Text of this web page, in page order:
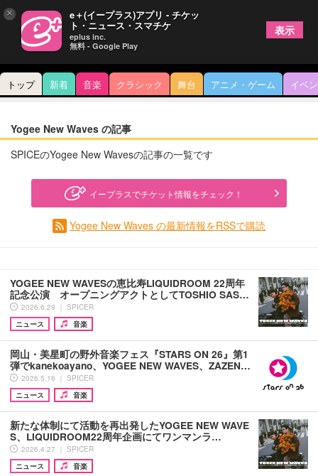
トップ 新着 音楽 クラシック 舞台 アニメ・ゲーム イベ
Yogee New Waves の記事
SPICEのYogee New Wavesの記事の一覧です
イープラスでチケット情報をチェック！
Yogee New Waves の最新情報をRSSで購読
YOGEE NEW WAVESの恵比寿LIQUIDROOM 22周年
記念公演 オープニングアクトとしてTOSHIO SAS…
2026.6.29 ｜ SPICER
ニュース
音楽
岡山・美星町の野外音楽フェス『STARS ON 26』第1
弾でkanekoayano、YOGEE NEW WAVES、ZAZEN…
2026.5.16 ｜ SPICER
ニュース
音楽
新たな体制にて活動を再出発したYOGEE NEW WAVE
S、LIQUIDROOM22周年企画にてワンマンラ…
2026.4.27 ｜ SPICER
ニュース
音楽
× e＋(イープラス)アプリ - チケッ
ト・ニュース・スマチケ
eplus inc.
無料 - Google Play
表示